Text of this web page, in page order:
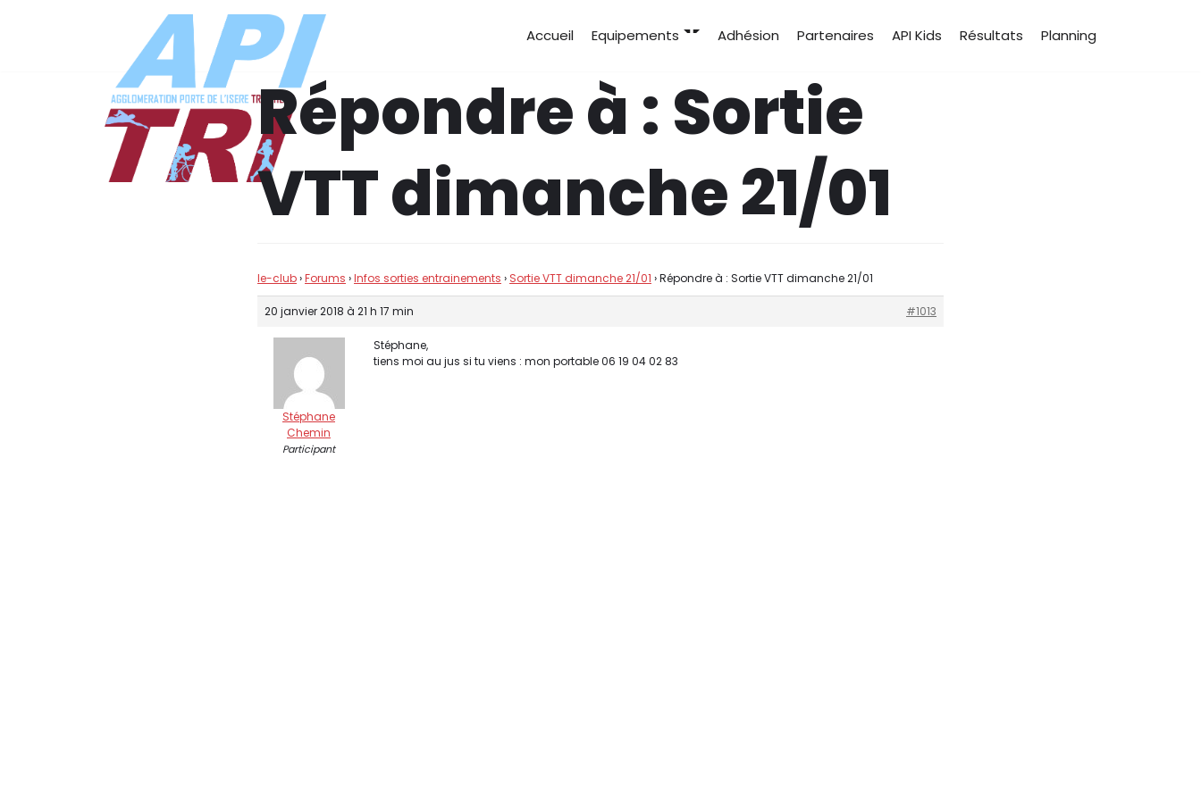
Accueil Equipements Adhésion Partenaires API Kids Résultats Planning
Répondre à : Sortie
VTT dimanche 21/01
le-club›Forums ›Infos sorties entrainements › Sortie VTT dimanche 21/01 ›Répondre à : Sortie VTT dimanche 21/01
20 janvier 2018 à 21 h 17 min #1013
Stéphane
Chemin
Participant
Stéphane,
tiens moi au jus si tu viens : mon portable 06 19 04 02 83